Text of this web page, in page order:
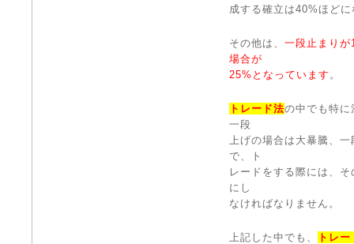
成する確立は40%ほど
その他は、 一段止まり
場合が
25%となっています 。
トレード法の中でも特に
一段
上げの場合は大暴騰、
で、ト
レードをする際には、
にし
なければなりません。
上記した中でも、
トレ